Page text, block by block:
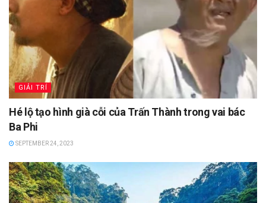
GIẢI TRÍ
Hé lộ tạo hình già cỗi của Trấn Thành trong vai bác
Ba Phi
SEPTEMBER 24, 2023